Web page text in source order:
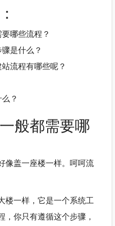
哪些流程？
是什么？
流程有哪些呢？
？
般都需要哪
像盖一座楼一样。呵呵流
楼一样，它是一个系统工
你只有遵循这个步骤，